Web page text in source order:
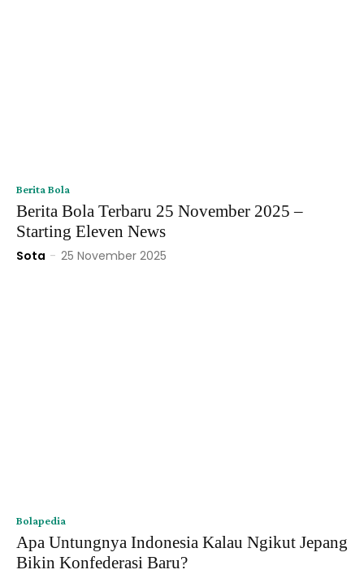
Berita Bola
Berita Bola Terbaru 25 November 2025 –
Starting Eleven News
Sota - 25 November 2025
Bolapedia
Apa Untungnya Indonesia Kalau Ngikut Jepang
Bikin Konfederasi Baru?